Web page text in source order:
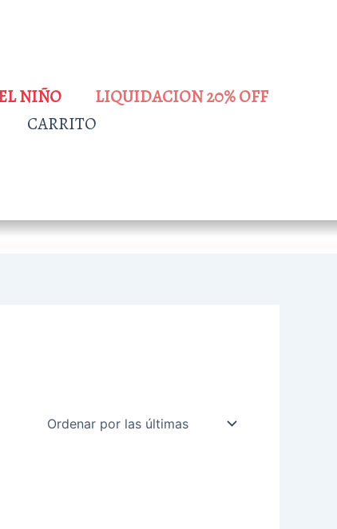
NIÑO
LIQUIDACION 20% OFF
CARRITO